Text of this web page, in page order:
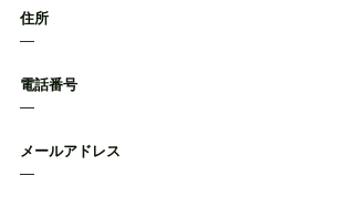
住所
―
電話番号
―
メールアドレス
―